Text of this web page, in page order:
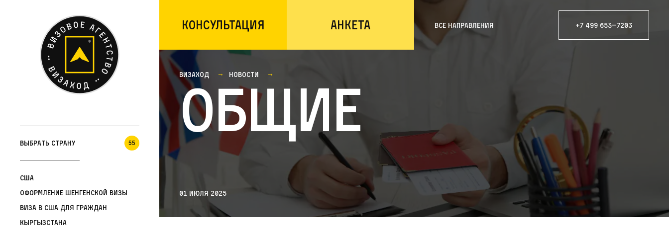
Консультация Анкета Все направления +7 499 653—7203
Выбрать страну 55
США
Оформление шенгенской визы
Виза в США для граждан
Кыргызстана
Визаход Новости
Общие
01 июля 2025